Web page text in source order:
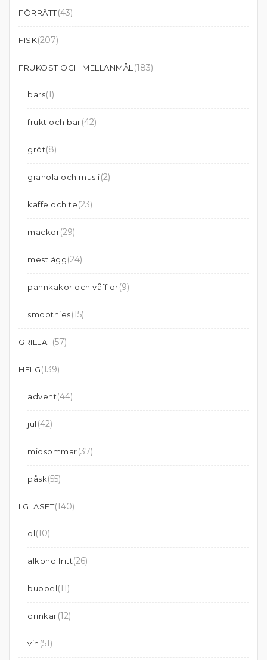
FÖRRÄTT(43)
FISK(207)
FRUKOST OCH MELLANMÅL (183)
bars(1)
frukt och bär(42)
gröt(8)
granola och musli(2)
kaffe och te(23)
mackor(29)
mest ägg(24)
pannkakor och våfflor(9)
smoothies(15)
GRILLAT(57)
HELG(139)
advent(44)
jul (42)
midsommar(37)
påsk(55)
I GLASET(140)
öl(10)
alkoholfritt(26)
bubbel(11)
drinkar(12)
vin (51)